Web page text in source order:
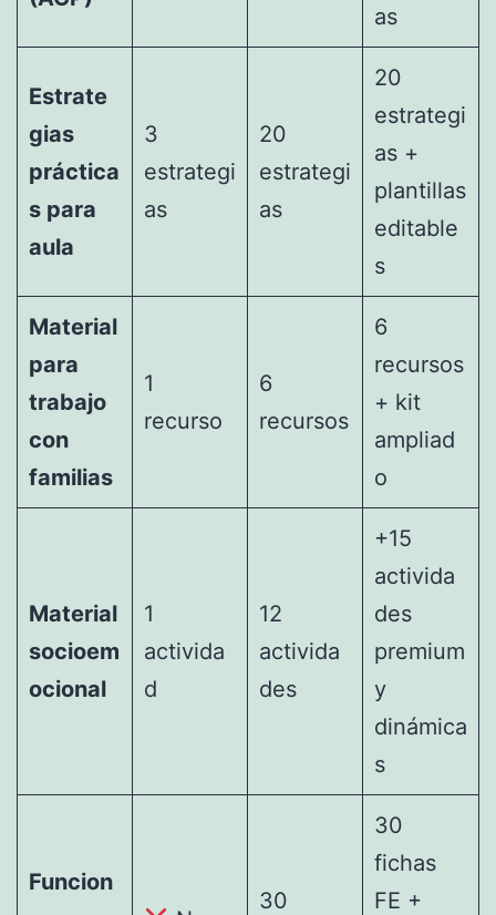
as
Estrate
gias
práctica
s para
aula
3
estrategi
as
20
estrategi
as
20
estrategi
as +
plantillas
editable
s
Material
para
trabajo
con
familias
1
recurso
6
recursos
6
recursos
+ kit
ampliad
o
Material
socioem
ocional
1
activida
d
12
activida
des
+15
activida
des
premium
y
dinámica
s
Funcion
30
30
fichas
FE +